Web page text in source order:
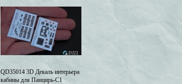
QD35014 3D Декаль интерьера
кабины для Панцирь-С1